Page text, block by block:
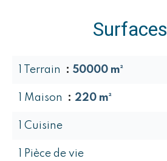
Surfaces
1 Terrain 50000 m²
1 Maison 220 m²
1 Cuisine
1 Pièce de vie